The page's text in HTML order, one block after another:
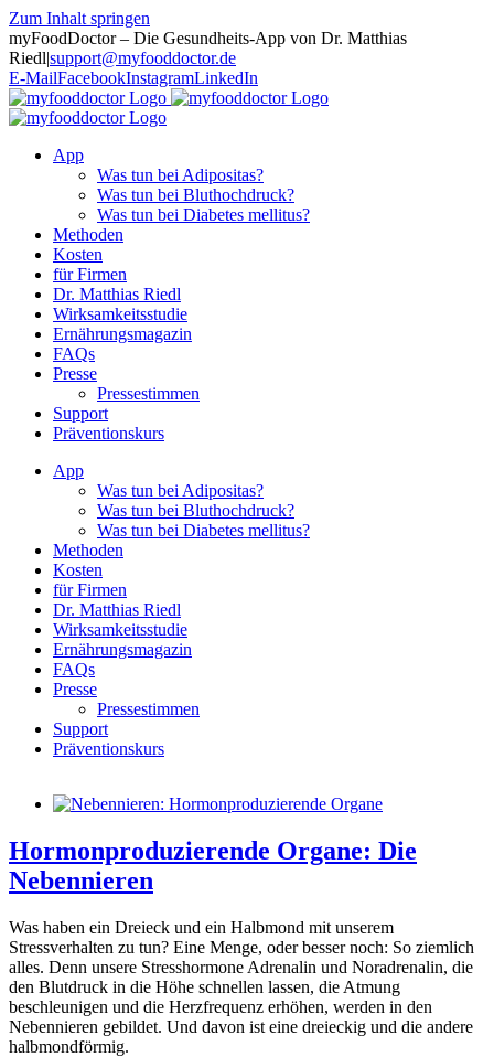
Zum Inhalt springen
myFoodDoctor – Die Gesundheits-App von Dr. Matthias
Riedl|support@myfooddoctor.de
E-MailFacebookInstagramLinkedIn
App
Was tun bei Adipositas?
Was tun bei Bluthochdruck?
Was tun bei Diabetes mellitus?
Methoden
Kosten
für Firmen
Dr. Matthias Riedl
Wirksamkeitsstudie
Ernährungsmagazin
FAQs
Presse
Pressestimmen
Support
Präventionskurs
App
Was tun bei Adipositas?
Was tun bei Bluthochdruck?
Was tun bei Diabetes mellitus?
Methoden
Kosten
für Firmen
Dr. Matthias Riedl
Wirksamkeitsstudie
Ernährungsmagazin
FAQs
Presse
Pressestimmen
Support
Präventionskurs
Hormonproduzierende Organe: Die
Nebennieren
Was haben ein Dreieck und ein Halbmond mit unserem
Stressverhalten zu tun? Eine Menge, oder besser noch: So ziemlich
alles. Denn unsere Stresshormone Adrenalin und Noradrenalin, die
den Blutdruck in die Höhe schnellen lassen, die Atmung
beschleunigen und die Herzfrequenz erhöhen, werden in den
Nebennieren gebildet. Und davon ist eine dreieckig und die andere
halbmondförmig.